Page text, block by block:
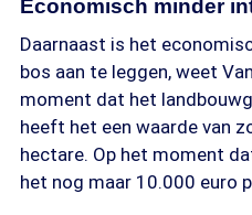
Economisch minder
Daarnaast is het
bos aan te leggen, weet
moment dat het
heeft het een waarde van
hectare. Op het moment
het nog maar 10.000 euro